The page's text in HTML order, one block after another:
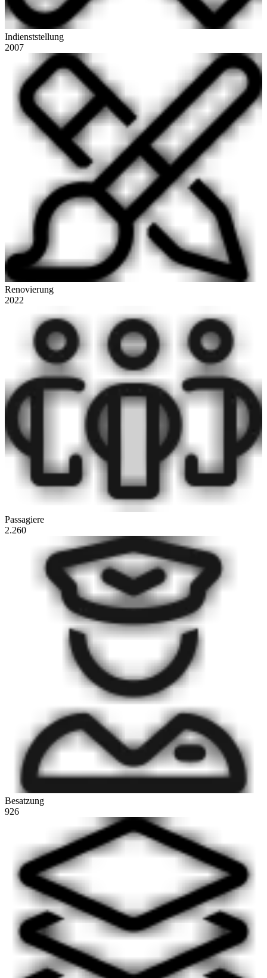
Indienststellung
2007
Renovierung
2022
Passagiere
2.260
Besatzung
926